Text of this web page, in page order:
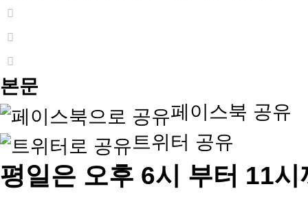
본문
페이스북 공유
트위터 공유
평일은 오후 6시 부터 11